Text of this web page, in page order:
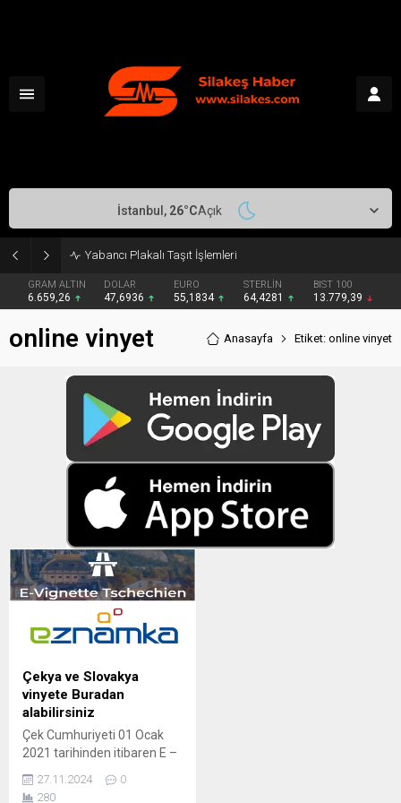
Yabancı Plakalı Taşıt İşlemleri
GRAM ALTIN
6.659,26
DOLAR
47,6936
EURO
55,1834
STERLİN
64,4281
BIST 100
13.779,39
İstanbul, 26°CAçık
online vinyet Anasayfa Etiket: online vinyet
Çekya ve Slovakya
vinyete Buradan
alabilirsiniz
Çek Cumhuriyeti 01 Ocak
2021 tarihinden itibaren E –
soktu, önceden ADAC de
27.11.2024
0
280